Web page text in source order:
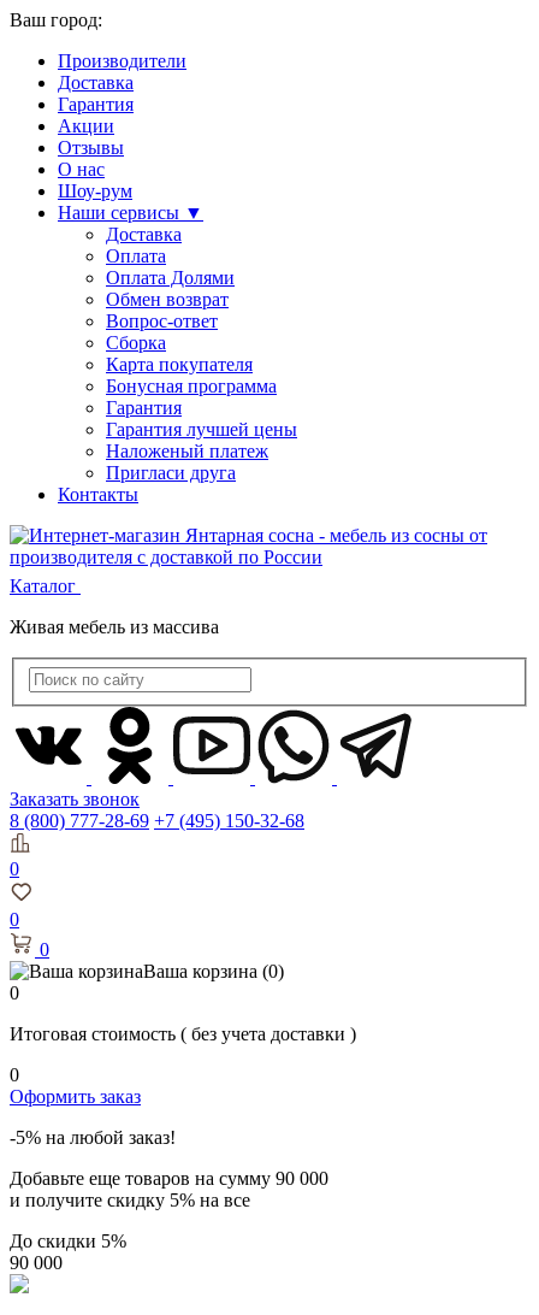
Ваш город:
Производители
Доставка
Гарантия
Акции
Отзывы
О нас
Шоу-рум
Наши сервисы ▼
Доставка
Оплата
Оплата Долями
Обмен возврат
Вопрос-ответ
Сборка
Карта покупателя
Бонусная программа
Гарантия
Гарантия лучшей цены
Наложеный платеж
Пригласи друга
Контакты
Каталог
Живая мебель из массива
Заказать звонок
8 (800) 777-28-69 +7 (495) 150-32-68
0
0
0
Ваша корзина (0)
0
Итоговая стоимость ( без учета доставки )
0
Оформить заказ
-5% на любой заказ!
Добавьте еще товаров на сумму 90 000
и получите скидку 5% на все
До скидки 5%
90 000